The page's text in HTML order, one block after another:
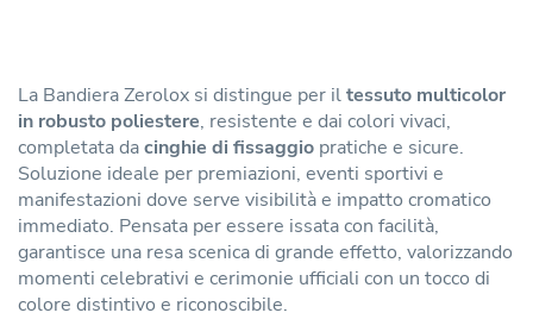
La Bandiera Zerolox si distingue per iltessuto multicolor
in robusto poliestere, resistente e dai colori vivaci,
completata dacinghie di fissaggio pratiche e sicure.
Soluzione ideale per premiazioni, eventi sportivi e
manifestazioni dove serve visibilità e impatto cromatico
immediato. Pensata per essere issata con facilità,
garantisce una resa scenica di grande effetto, valorizzando
momenti celebrativi e cerimonie ufficiali con un tocco di
colore distintivo e riconoscibile.